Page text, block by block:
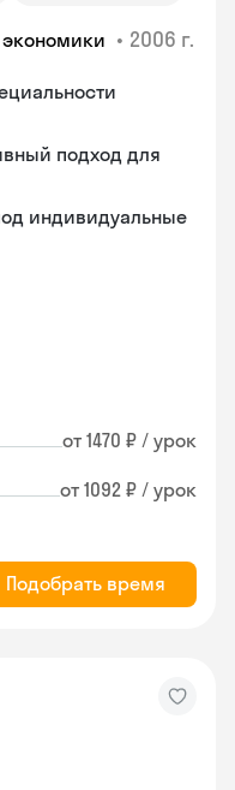
• 2006 г.
подход для
индивидуальные
от 1470 ₽ / урок
от 1092 ₽ / урок
Подобрать время